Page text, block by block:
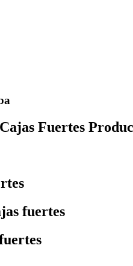
Fuertes
fuertes